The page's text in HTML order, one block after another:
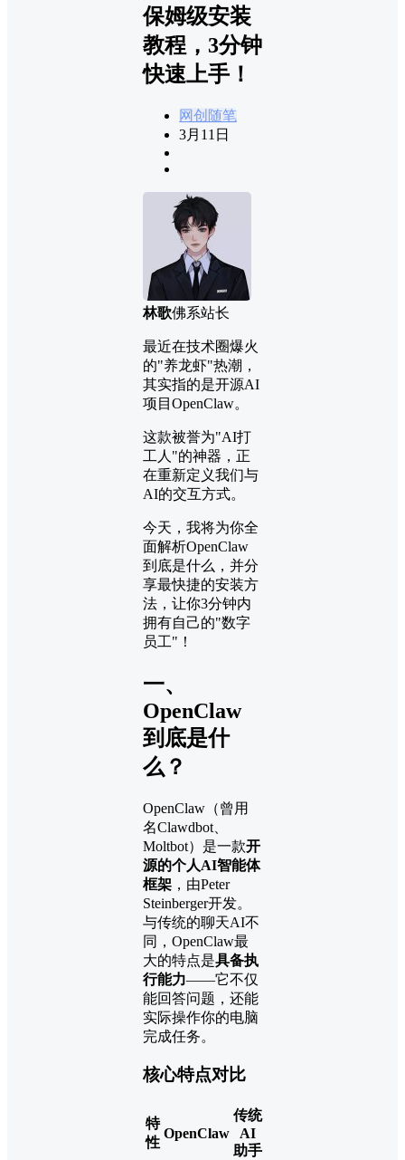
保姆级安装
教程，3分钟
快速上手！
网创随笔
3月11日
林歌佛系站长
最近在技术圈爆火
的"养龙虾"热潮，
其实指的是开源AI
项目OpenClaw。
这款被誉为"AI打
工人"的神器，正
在重新定义我们与
AI的交互方式。
今天，我将为你全
面解析OpenClaw
到底是什么，并分
享最快捷的安装方
法，让你3分钟内
拥有自己的"数字
员工"！
一、
OpenClaw
到底是什
么？
OpenClaw（曾用
名Clawdbot、
Moltbot）是一款开
源的个人AI智能体
框架 ，由Peter
Steinberger开发。
与传统的聊天AI不
同，OpenClaw最
大的特点是具备执
行能力——它不仅
能回答问题，还能
实际操作你的电脑
完成任务。
核心特点对比
特
性
OpenClaw
传统
AI
助手